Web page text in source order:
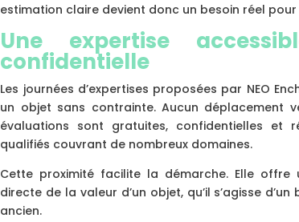
estimation claire devient donc un besoin réel
Une expertise
confidentielle
Les journées d’expertises proposées par NEO
un objet sans contrainte. Aucun déplacement
évaluations sont gratuites, confidentielles et
qualifiés couvrant de nombreux domaines.
Cette proximité facilite la démarche. Elle offre
directe de la valeur d’un objet, qu’il s’agisse d’un
ancien.